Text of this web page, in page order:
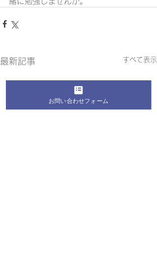
最新記事 すべて表示
お問い合わせフォーム